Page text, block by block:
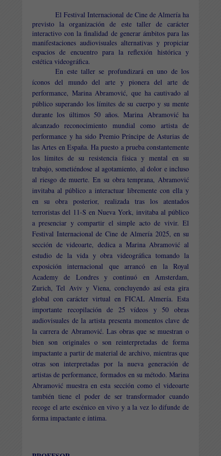
El Festival Internacional de Cine de Almería ha
previsto la organización de este taller de carácter
interactivo con la finalidad de generar ámbitos para las
manifestaciones audiovisuales alternativas y propiciar
espacios de encuentro para la reflexión histórica y
estética videográfica.
En este taller se profundizará en uno de los
íconos del mundo del arte y pionera del arte de
performance, Marina Abramović, que ha cautivado al
público superando los límites de su cuerpo y su mente
durante los últimos 50 años. Marina Abramović ha
alcanzado reconocimiento mundial como artista de
performance y ha sido Premio Príncipe de Asturias de
las Artes en España. Ha puesto a prueba constantemente
los límites de su resistencia física y mental en su
trabajo, sometiéndose al agotamiento, al dolor e incluso
al riesgo de muerte. En su obra temprana, Abramović
invitaba al público a interactuar libremente con ella y
en su obra posterior, realizada tras los atentados
terroristas del 11-S en Nueva York, invitaba al público
a presenciar y compartir el simple acto de vivir. El
Festival Internacional de Cine de Almería 2025, en su
sección de videoarte, dedica a Marina Abramović al
estudio de la vida y obra videográfica tomando la
exposición internacional que arrancó en la Royal
Academy de Londres y continuó en Amsterdam,
Zurich, Tel Aviv y Viena, concluyendo así esta gira
global con carácter virtual en FICAL Almería. Esta
importante recopilación de 25 vídeos y 50 obras
audiovisuales de la artista presenta momentos clave de
la carrera de Abramović. Las obras que se muestran o
bien son originales o son reinterpretadas de forma
impactante a partir de material de archivo, mientras que
otras son interpretadas por la nueva generación de
artistas de performance, formados en su método. Marina
Abramović muestra en esta sección como el videoarte
también tiene el poder de ser transformador cuando
recoge el arte escénico en vivo y a la vez lo difunde de
forma impactante e íntima.